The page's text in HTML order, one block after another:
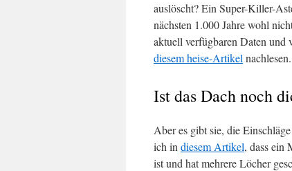
auslöscht? Ein Super-Killer-
nächsten 1.000 Jahre wohl
aktuell verfügbaren Daten und
diesem heise-Artikel nachlesen.
Ist das Dach noch
Aber es gibt sie, die
ich in diesem Artikel, dass ein
ist und hat mehrere Löcher